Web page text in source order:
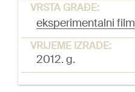
VRSTA GRAĐE:
eksperimentalni film
VRIJEME IZRADE:
2012. g.